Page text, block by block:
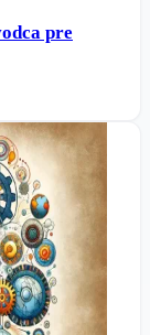
pre